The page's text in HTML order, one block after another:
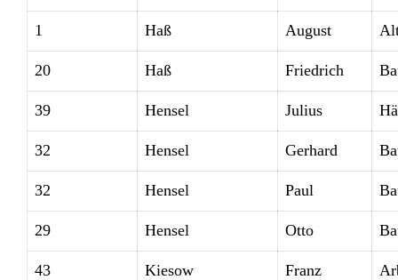
1 Haß August
20 Haß Friedrich
39 Hensel Julius
32 Hensel Gerhard
32 Hensel Paul
29 Hensel Otto
43 Kiesow Franz